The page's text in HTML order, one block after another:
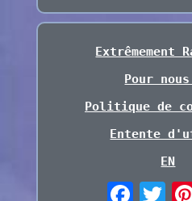
Extrêmement
Pour
Politique de
Entente
EN